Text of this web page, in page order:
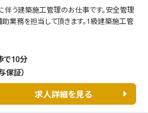
う建築施工管理のお仕事です。安全管理
業務を担当して頂きます。1級建築施工管
で10分
保証）
求人詳細を見る